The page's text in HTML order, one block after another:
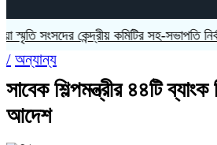
সংসদের কেন্দ্রীয় কমিটির সহ-সভাপতি
/ অন্যান্য
সাবেক শিল্পমন্ত্রীর ৪৪টি
আদেশ